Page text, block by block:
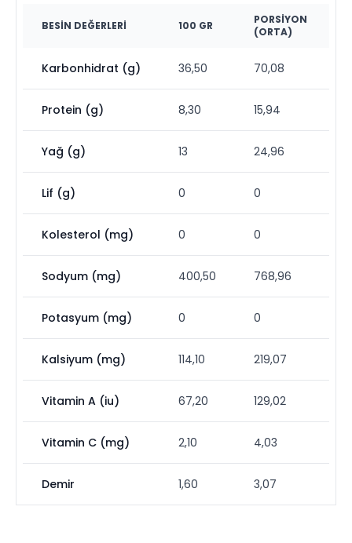
BESIN DEĞERLERI 100 GR
PORSIYON
(ORTA)
Karbonhidrat (g) 36,50 70,08
Protein (g) 8,30 15,94
Yağ (g) 13 24,96
Lif (g) 0 0
Kolesterol (mg) 0 0
Sodyum (mg) 400,50 768,96
Potasyum (mg) 0 0
Kalsiyum (mg) 114,10 219,07
Vitamin A (iu) 67,20 129,02
Vitamin C (mg) 2,10 4,03
Demir 1,60 3,07